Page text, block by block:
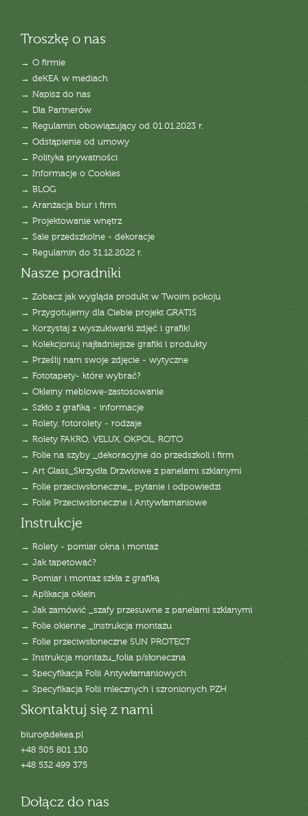
Troszkę o nas
→ O firmie
→ deKEA w mediach
→ Napisz do nas
→ Dla Partnerów
→ Regulamin obowiązujący od 01.01.2023 r.
→ Odstąpienie od umowy
→ Polityka prywatności
→ Informacje o Cookies
→ BLOG
→ Aranżacja biur i firm
→ Projektowanie wnętrz
→ Sale przedszkolne - dekoracje
→ Regulamin do 31.12.2022 r.
Nasze poradniki
→ Zobacz jak wygląda produkt w Twoim pokoju
→ Przygotujemy dla Ciebie projekt GRATIS
→ Korzystaj z wyszukiwarki zdjęć i grafik!
→ Kolekcjonuj najładniejsze grafiki i produkty
→ Prześlij nam swoje zdjęcie - wytyczne
→ Fototapety- które wybrać?
→ Okleiny meblowe-zastosowanie
→ Szkło z grafiką - informacje
→ Rolety, fotorolety - rodzaje
→ Rolety FAKRO, VELUX, OKPOL, ROTO
→ Folie na szyby _dekoracyjne do przedszkoli i firm
→ Art Glass_Skrzydła Drzwiowe z panelami szklanymi
→ Folie przeciwsłoneczne_ pytanie i odpowiedzi
→ Folie Przeciwsłoneczne i Antywłamaniowe
Instrukcje
→ Rolety - pomiar okna i montaż
→ Jak tapetować?
→ Pomiar i montaż szkła z grafiką
→ Aplikacja oklein
→ Jak zamówić _szafy przesuwne z panelami szklanymi
→ Folie okienne _instrukcja montażu
→ Folie przeciwsłoneczne SUN PROTECT
→ Instrukcja montażu_folia p/słoneczna
→ Specyfikacja Folii Antywłamaniowych
→ Specyfikacja Folii mlecznych i szronionych PZH
Skontaktuj się z nami
biuro@dekea.pl
+48 505 801 130
+48 532 499 375
Dołącz do nas